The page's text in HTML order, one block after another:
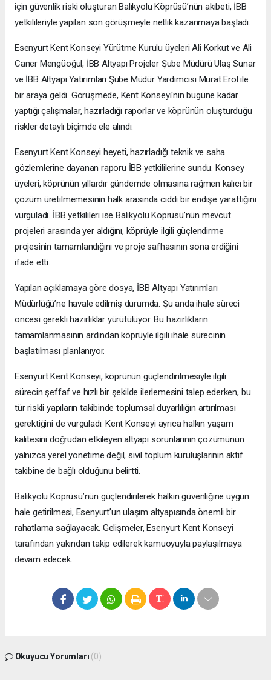
için güvenlik riski oluşturan Balıkyolu Köprüsü’nün akıbeti, İBB
yetkilileriyle yapılan son görüşmeyle netlik kazanmaya başladı.
Esenyurt Kent Konseyi Yürütme Kurulu üyeleri Ali Korkut ve Ali
Caner Mengüoğul, İBB Altyapı Projeler Şube Müdürü Ulaş Sunar
ve İBB Altyapı Yatırımları Şube Müdür Yardımcısı Murat Erol ile
bir araya geldi. Görüşmede, Kent Konseyi'nin bugüne kadar
yaptığı çalışmalar, hazırladığı raporlar ve köprünün oluşturduğu
riskler detaylı biçimde ele alındı.
Esenyurt Kent Konseyi heyeti, hazırladığı teknik ve saha
gözlemlerine dayanan raporu İBB yetkililerine sundu. Konsey
üyeleri, köprünün yıllardır gündemde olmasına rağmen kalıcı bir
çözüm üretilmemesinin halk arasında ciddi bir endişe yarattığını
vurguladı. İBB yetkilileri ise Balıkyolu Köprüsü’nün mevcut
projeleri arasında yer aldığını, köprüyle ilgili güçlendirme
projesinin tamamlandığını ve proje safhasının sona erdiğini
ifade etti.
Yapılan açıklamaya göre dosya, İBB Altyapı Yatırımları
Müdürlüğü’ne havale edilmiş durumda. Şu anda ihale süreci
öncesi gerekli hazırlıklar yürütülüyor. Bu hazırlıkların
tamamlanmasının ardından köprüyle ilgili ihale sürecinin
başlatılması planlanıyor.
Esenyurt Kent Konseyi, köprünün güçlendirilmesiyle ilgili
sürecin şeffaf ve hızlı bir şekilde ilerlemesini talep ederken, bu
tür riskli yapıların takibinde toplumsal duyarlılığın artırılması
gerektiğini de vurguladı. Kent Konseyi ayrıca halkın yaşam
kalitesini doğrudan etkileyen altyapı sorunlarının çözümünün
yalnızca yerel yönetime değil, sivil toplum kuruluşlarının aktif
takibine de bağlı olduğunu belirtti.
Balıkyolu Köprüsü’nün güçlendirilerek halkın güvenliğine uygun
hale getirilmesi, Esenyurt’un ulaşım altyapısında önemli bir
rahatlama sağlayacak. Gelişmeler, Esenyurt Kent Konseyi
tarafından yakından takip edilerek kamuoyuyla paylaşılmaya
devam edecek.
Okuyucu Yorumları (0)